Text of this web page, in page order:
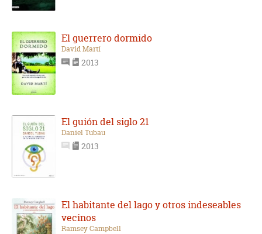
El guerrero dormido
David Martí
2013
El guión del siglo 21
Daniel Tubau
2013
El habitante del lago y otros indeseables
vecinos
Ramsey Campbell